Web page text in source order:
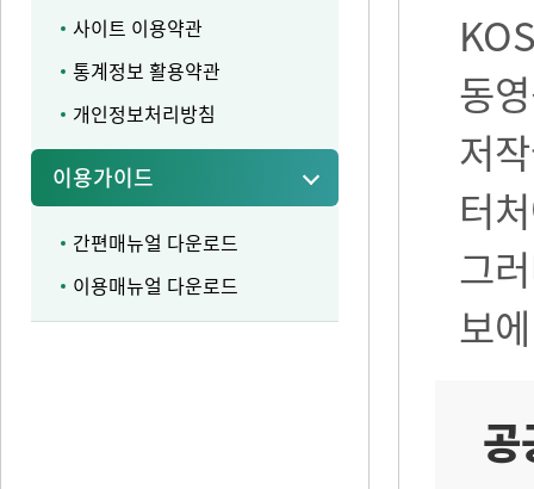
사이트 이용약관
통계정보 활용약관
개인정보처리방침
이용가이드
간편매뉴얼 다운로드
이용매뉴얼 다운로드
동
저
터
그
보